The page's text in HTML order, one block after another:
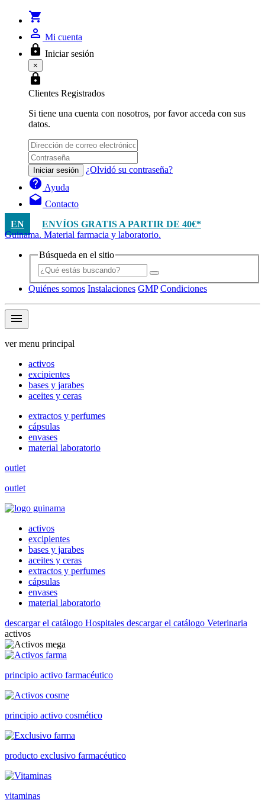
shopping_cart
person_outline Mi cuenta
lock Iniciar sesión
×
lock
Clientes Registrados
Si tiene una cuenta con nosotros, por favor acceda con sus
datos.
Iniciar sesión ¿Olvidó su contraseña?
help Ayuda
drafts Contacto
EN
ENVÍOS GRATIS A PARTIR DE 40€*
Guinama. Material farmacia y laboratorio.
Búsqueda en el sitio
Quiénes somos Instalaciones GMP Condiciones
menu
ver menu principal
activos
excipientes
bases y jarabes
aceites y ceras
extractos y perfumes
cápsulas
envases
material laboratorio
outlet
outlet
activos
excipientes
bases y jarabes
aceites y ceras
extractos y perfumes
cápsulas
envases
material laboratorio
descargar el catálogo Hospitales descargar el catálogo Veterinaria
activos
principio activo farmacéutico
principio activo cosmético
producto exclusivo farmacéutico
vitaminas